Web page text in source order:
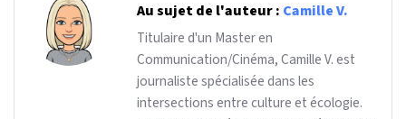
Au sujet de l'auteur : Camille V.
Titulaire d'un Master en
Communication/Cinéma, Camille V. est
journaliste spécialisée dans les
intersections entre culture et écologie.